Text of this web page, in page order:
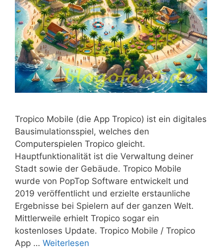
Tropico Mobile (die App Tropico) ist ein digitales
Bausimulationsspiel, welches den
Computerspielen Tropico gleicht.
Hauptfunktionalität ist die Verwaltung deiner
Stadt sowie der Gebäude. Tropico Mobile
wurde von PopTop Software entwickelt und
2019 veröffentlicht und erzielte erstaunliche
Ergebnisse bei Spielern auf der ganzen Welt.
Mittlerweile erhielt Tropico sogar ein
kostenloses Update. Tropico Mobile / Tropico
App … Weiterlesen